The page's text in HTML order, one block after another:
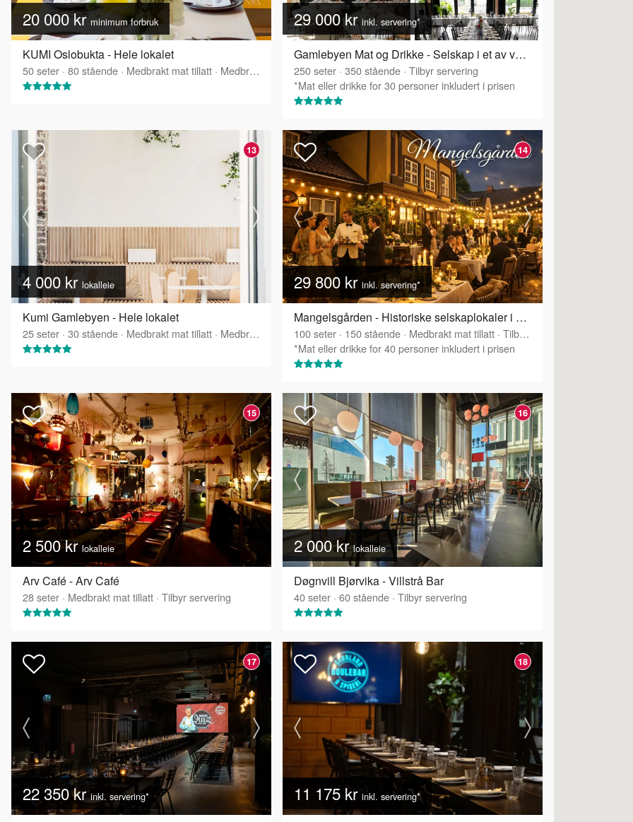
20 000 krminimum forbruk
KUMI Oslobukta - Hele lokalet
50seter · 80stående · Medbrakt mat tillatt · Medbrakt drikke tillatt ·Tilbyr servering
29 000 krinkl. servering*
Gamlebyen Mat og Drikke - Selskap i et av våre to selskapslokaler
250seter · 350stående · Tilbyr servering
*Mat eller drikke for 30 personer inkludert i prisen
13
4 000 kr lokalleie
Kumi Gamlebyen - Hele lokalet
25seter · 30stående · Medbrakt mat tillatt · Medbrakt drikke tillatt ·Tilbyr servering
14
29 800 kr inkl. servering*
Mangelsgården - Historiske selskaplokaler i Oslo sentrum
100seter · 150stående · Medbrakt mat tillatt · Tilbyr servering
*Mat eller drikke for 40 personer inkludert i prisen
15
2 500 krlokalleie
Arv Café - Arv Café
28seter · Medbrakt mat tillatt · Tilbyr servering
16
2 000 krlokalleie
Døgnvill Bjørvika - Villstrå Bar
40seter · 60stående · Tilbyr servering
17
22 350 krinkl. servering*
18
11 175 kr inkl. servering*